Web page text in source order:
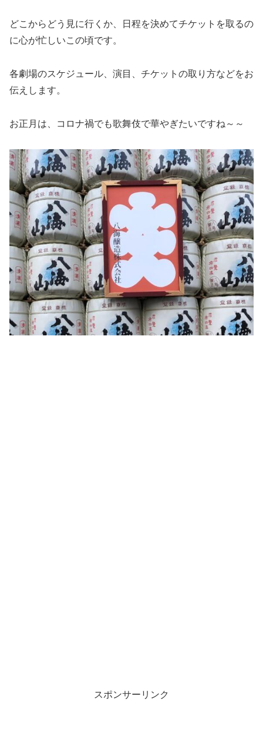
どこからどう見に行くか、日程を決めてチケットを取るの
に心が忙しいこの頃です。
各劇場のスケジュール、演目、チケットの取り方などをお
伝えします。
お正月は、コロナ禍でも歌舞伎で華やぎたいですね～～
スポンサーリンク